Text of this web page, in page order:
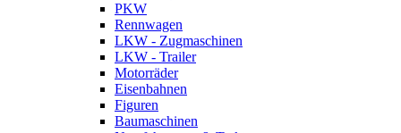
PKW
Rennwagen
LKW - Zugmaschinen
LKW - Trailer
Motorräder
Eisenbahnen
Figuren
Baumaschinen